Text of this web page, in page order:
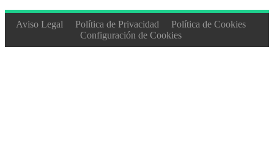
Aviso Legal Política de Privacidad
Política de Cookies
Configuración de Cookies